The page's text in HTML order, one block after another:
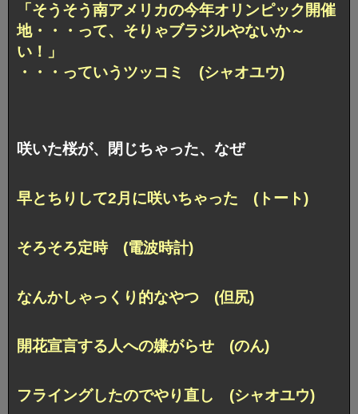
「そうそう南アメリカの今年オリンピック開催
地・・・って、そりゃブラジルやないか～
い！」
・・・っていうツッコミ (シャオユウ)
咲いた桜が、閉じちゃった、なぜ
早とちりして2月に咲いちゃった (トート)
そろそろ定時 (電波時計)
なんかしゃっくり的なやつ (但尻)
開花宣言する人への嫌がらせ (のん)
フライングしたのでやり直し (シャオユウ)